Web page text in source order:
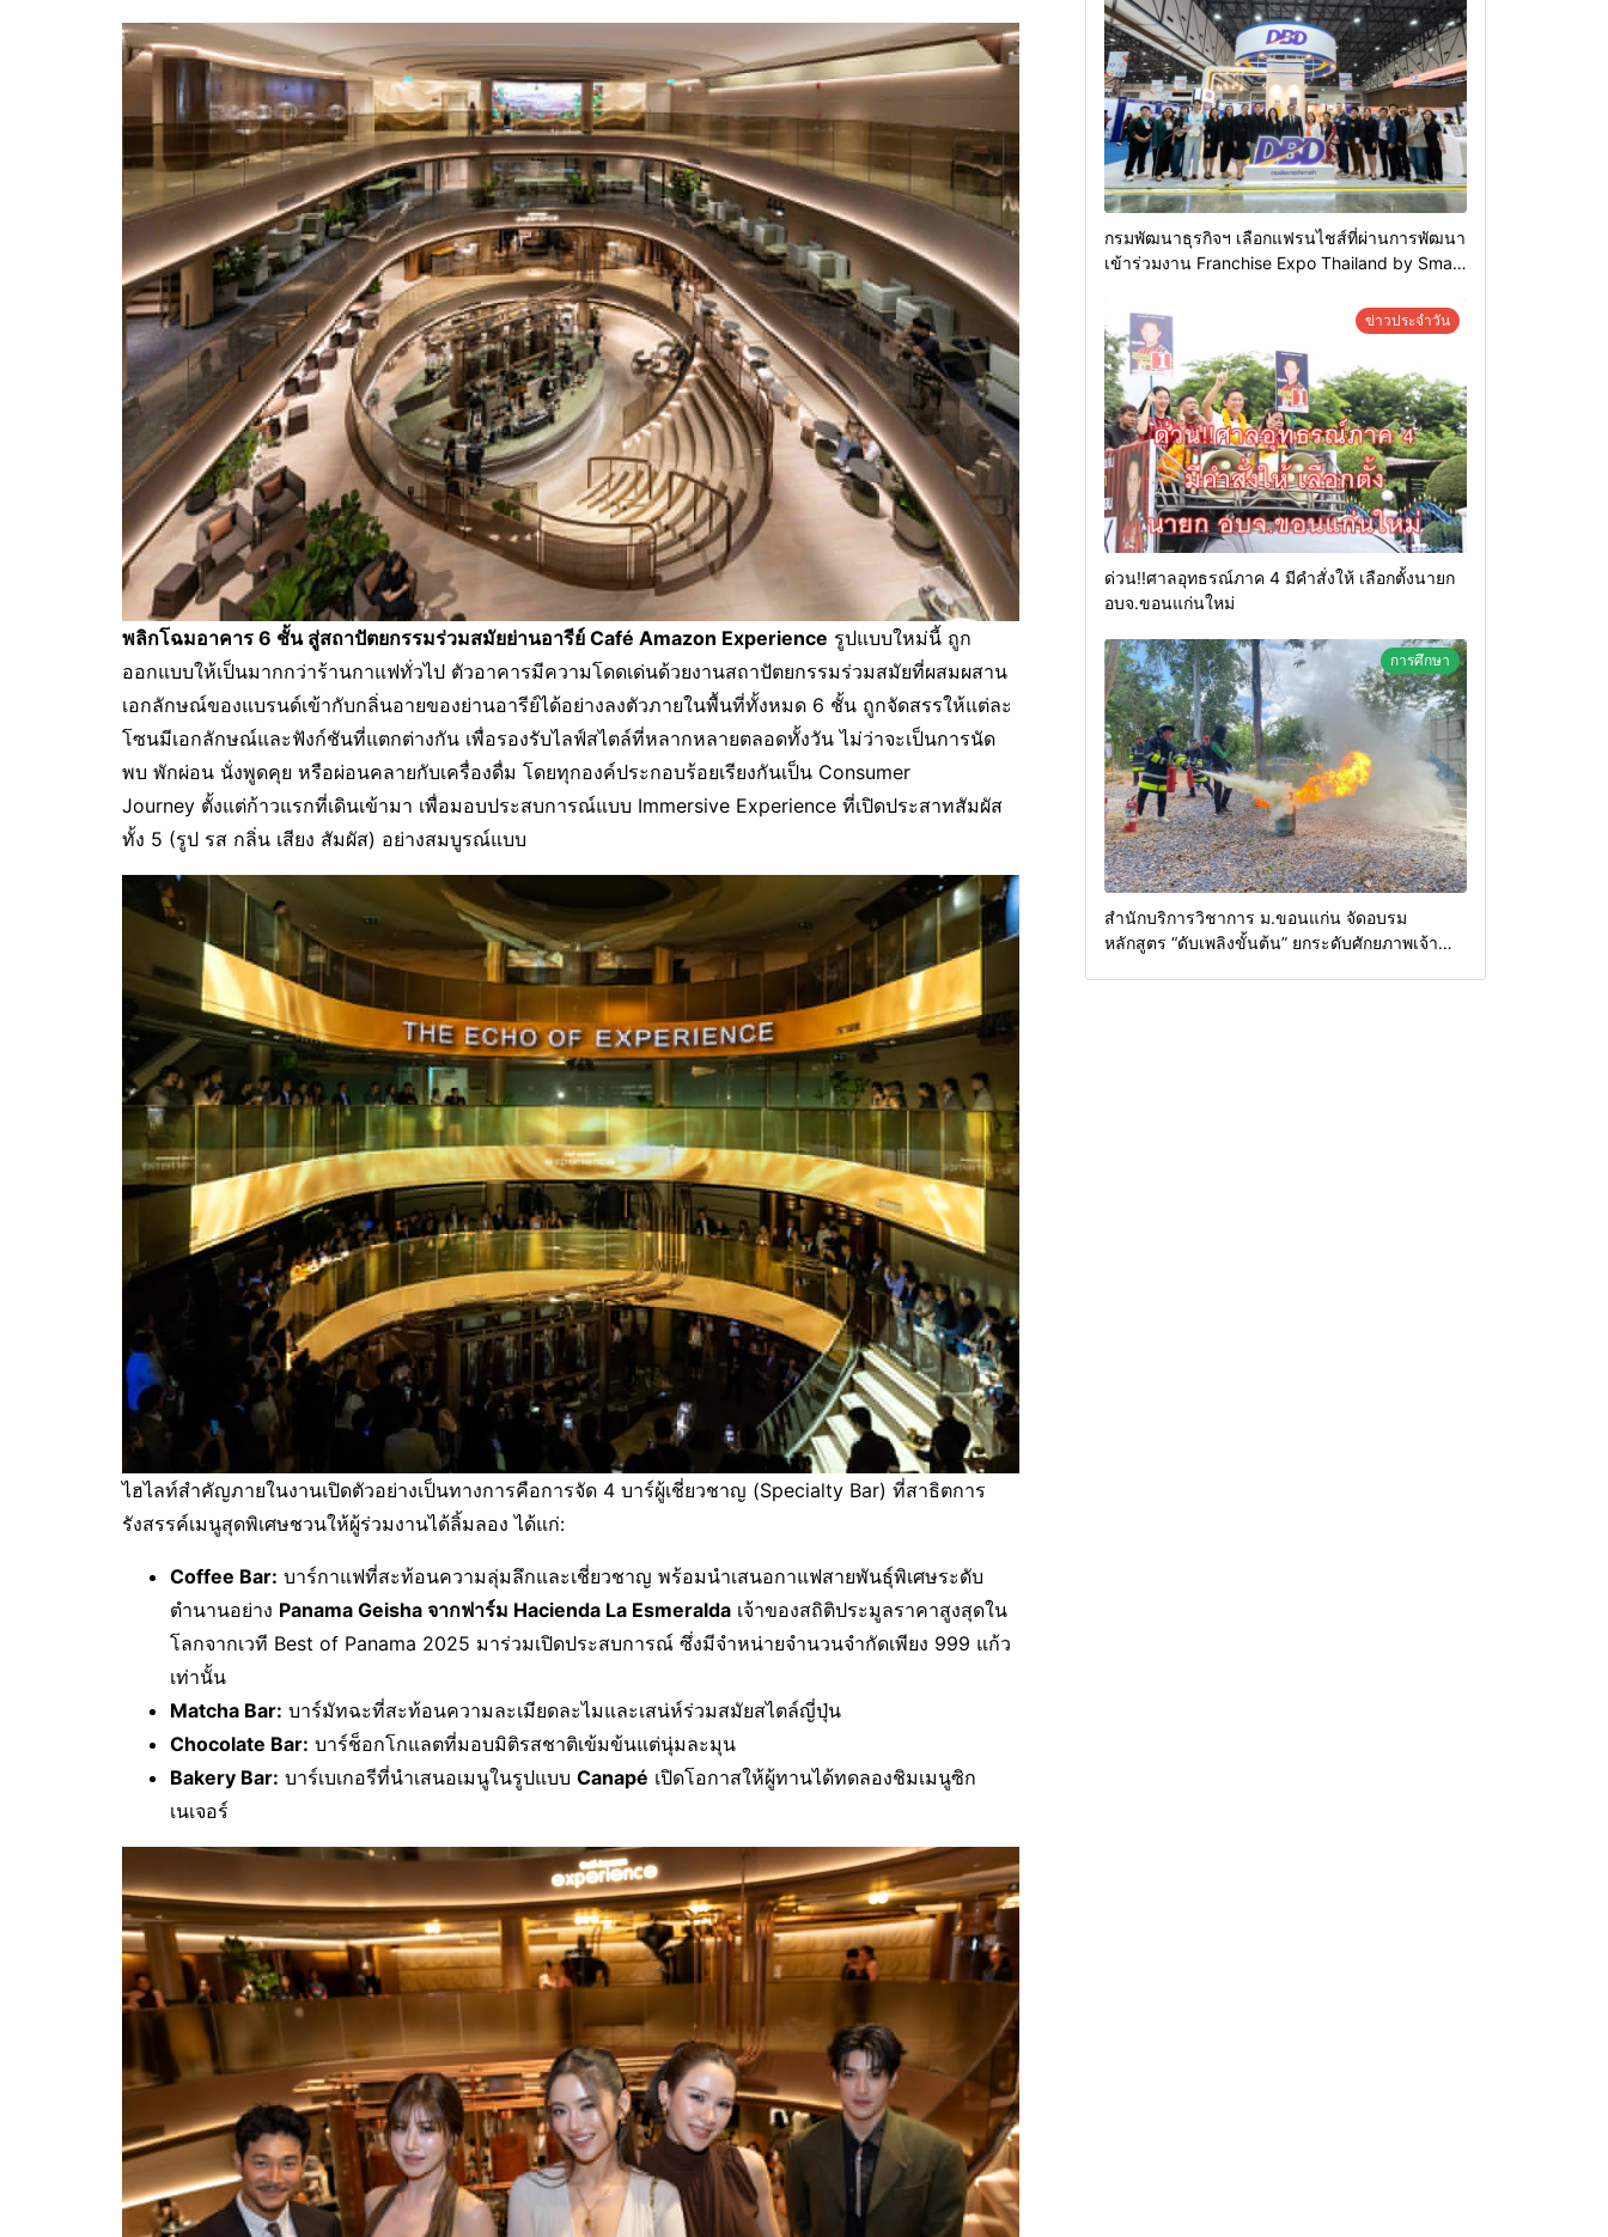
พลิกโฉมอาคาร 6 ชั้น สู่สถาปัตยกรรมร่วมสมัยย่านอารีย์ Café Amazon Experience รูปแบบใหม่นี้ ถูก
ออกแบบให้เป็นมากกว่าร้านกาแฟทั่วไป ตัวอาคารมีความโดดเด่นด้วยงานสถาปัตยกรรมร่วมสมัยที่ผสมผสาน
เอกลักษณ์ของแบรนด์เข้ากับกลิ่นอายของย่านอารีย์ได้อย่างลงตัวภายในพื้นที่ทั้งหมด 6 ชั้น ถูกจัดสรรให้แต่ละ
โซนมีเอกลักษณ์และฟังก์ชันที่แตกต่างกัน เพื่อรองรับไลฟ์สไตล์ที่หลากหลายตลอดทั้งวัน ไม่ว่าจะเป็นการนัด
พบ พักผ่อน นั่งพูดคุย หรือผ่อนคลายกับเครื่องดื่ม โดยทุกองค์ประกอบร้อยเรียงกันเป็น Consumer
Journey ตั้งแต่ก้าวแรกที่เดินเข้ามา เพื่อมอบประสบการณ์แบบ Immersive Experience ที่เปิดประสาทสัมผัส
ทั้ง 5 (รูป รส กลิ่น เสียง สัมผัส) อย่างสมบูรณ์แบบ
ไฮไลท์สำคัญภายในงานเปิดตัวอย่างเป็นทางการคือการจัด 4 บาร์ผู้เชี่ยวชาญ (Specialty Bar) ที่สาธิตการ
รังสรรค์เมนูสุดพิเศษชวนให้ผู้ร่วมงานได้ลิ้มลอง ได้แก่:
Coffee Bar: บาร์กาแฟที่สะท้อนความลุ่มลึกและเชี่ยวชาญ พร้อมนำเสนอกาแฟสายพันธุ์พิเศษระดับ
ตำนานอย่าง Panama Geisha จากฟาร์ม Hacienda La Esmeralda เจ้าของสถิติประมูลราคาสูงสุดใน
โลกจากเวที Best of Panama 2025 มาร่วมเปิดประสบการณ์ ซึ่งมีจำหน่ายจำนวนจำกัดเพียง 999 แก้ว
เท่านั้น
Matcha Bar: บาร์มัทฉะที่สะท้อนความละเมียดละไมและเสน่ห์ร่วมสมัยสไตล์ญี่ปุ่น
Chocolate Bar: บาร์ช็อกโกแลตที่มอบมิติรสชาติเข้มข้นแต่นุ่มละมุน
Bakery Bar: บาร์เบเกอรีที่นำเสนอเมนูในรูปแบบ Canapé เปิดโอกาสให้ผู้ทานได้ทดลองชิมเมนูซิก
เนเจอร์
กรมพัฒนาธุรกิจฯ เลือกแฟรนไชส์ที่ผ่านการพัฒนา
เข้าร่วมงาน Franchise Expo Thailand by Smart
Franchise Award 2026
ข่าวประจำวัน
ด่วน!!ศาลอุทธรณ์ภาค 4 มีคำสั่งให้ เลือกตั้งนายก
อบจ.ขอนแก่นใหม่
การศึกษา
สำนักบริการวิชาการ ม.ขอนแก่น จัดอบรม
หลักสูตร “ดับเพลิงขั้นต้น” ยกระดับศักยภาพเจ้า